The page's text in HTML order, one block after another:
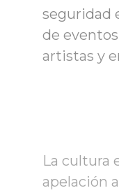
seguridad
de
artistas y
La cultura
apelación